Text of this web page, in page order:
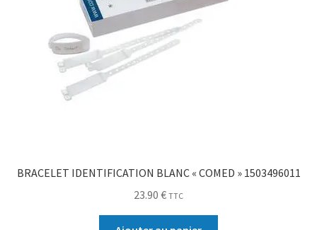
BRACELET IDENTIFICATION BLANC « COMED » 1503496011
23.90 € TTC